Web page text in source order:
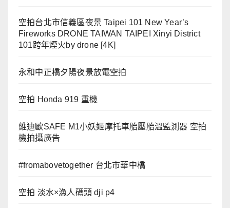
空拍台北市信義區夜景 Taipei 101 New Year’s
Fireworks DRONE TAIWAN TAIPEI Xinyi District
101跨年煙火by drone [4K]
永和中正橋夕陽夜景放電空拍
空拍 Honda 919 重機
維迪歐SAFE M1小妖姬摩托車胎壓胎溫監測器 空拍
機拍攝廣告
#fromabovetogether 台北市華中橋
空拍 淡水×漁人碼頭 dji p4